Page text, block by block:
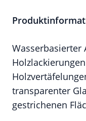
Wasserbasierter
transparenter
gestrichenen